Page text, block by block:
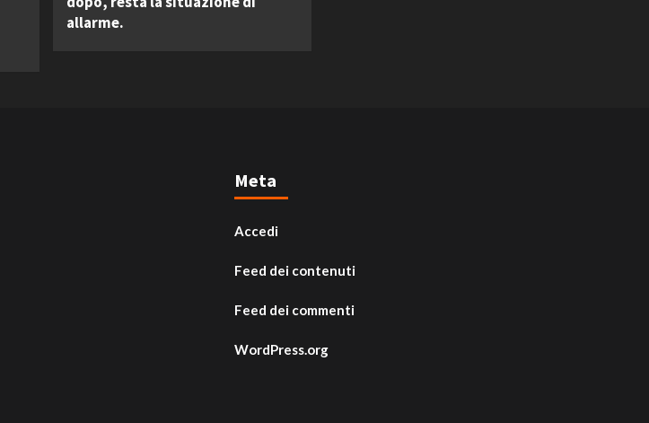
allarme.
Meta
Accedi
Feed dei contenuti
Feed dei commenti
WordPress.org